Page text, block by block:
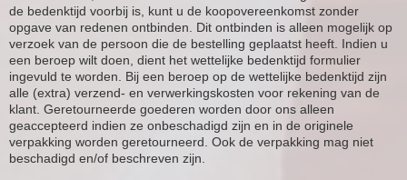
de bedenktijd voorbij is, kunt u de koopovereenkomst zonder
opgave van redenen ontbinden. Dit ontbinden is alleen mogelijk op
verzoek van de persoon die de bestelling geplaatst heeft. Indien u
een beroep wilt doen, dient het wettelijke bedenktijd formulier
ingevuld te worden. Bij een beroep op de wettelijke bedenktijd zijn
alle (extra) verzend- en verwerkingskosten voor rekening van de
klant. Geretourneerde goederen worden door ons alleen
geaccepteerd indien ze onbeschadigd zijn en in de originele
verpakking worden geretourneerd. Ook de verpakking mag niet
beschadigd en/of beschreven zijn.